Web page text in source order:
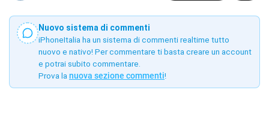
Nuovo sistema di commenti
iPhoneItalia ha un sistema di commenti realtime tutto
nuovo e nativo! Per commentare ti basta creare un account
e potrai subito commentare.
Prova la nuova sezione commenti!